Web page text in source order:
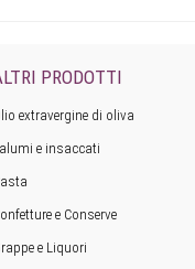
PRODOTTI
extravergine di oliva
e insaccati
e Conserve
e Liquori